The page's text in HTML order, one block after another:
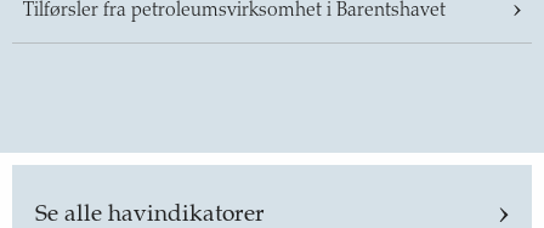
Tilførsler fra petroleumsvirksomhet i Barentshavet
Se alle havindikatorer